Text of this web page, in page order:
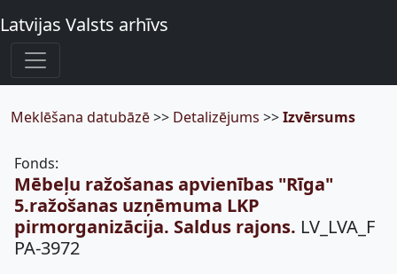
Latvijas Valsts arhīvs
Meklēšana datubāzē>> Detalizējums >>Izvērsums
Fonds:
Mēbeļu ražošanas apvienības "Rīga"
5.ražošanas uzņēmuma LKP
pirmorganizācija. Saldus rajons. LV_LVA_F
PA-3972